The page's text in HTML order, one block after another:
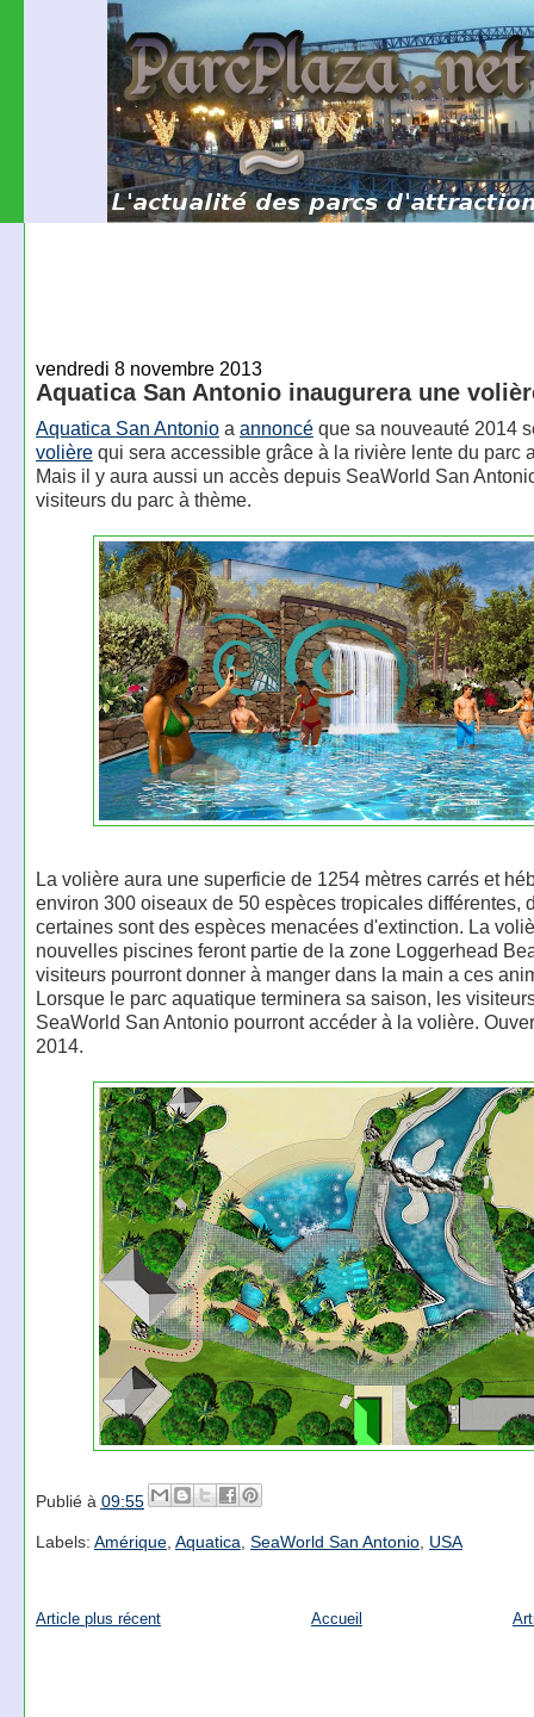
vendredi 8 novembre 2013
Aquatica San Antonio inaugurera une
Aquatica San Antonioa annoncéque sa nouveauté 2014
volièrequi sera accessible grâce à la rivière lente du parc
Mais il y aura aussi un accès depuis SeaWorld San
visiteurs du parc à thème.
La volière aura une superficie de 1254 mètres carrés et
environ 300 oiseaux de 50 espèces tropicales différentes,
certaines sont des espèces menacées d'extinction. La
nouvelles piscines feront partie de la zone Loggerhead
visiteurs pourront donner à manger dans la main a ces
Lorsque le parc aquatique terminera sa saison, les
SeaWorld San Antonio pourront accéder à la volière.
2014.
Publié à 09:55
Labels: Amérique, Aquatica SeaWorld San Antonio, USA
Article plus récent Accueil